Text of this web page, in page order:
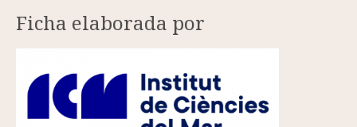
Ficha elaborada por